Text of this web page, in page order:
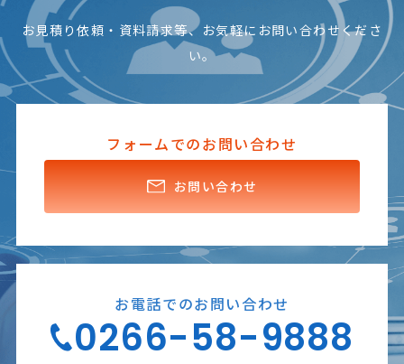
お見積り依頼・資料請求等、お気軽にお問い合わせくださ
い。
フォームでのお問い合わせ
お問い合わせ
お電話でのお問い合わせ
0266-58-9888